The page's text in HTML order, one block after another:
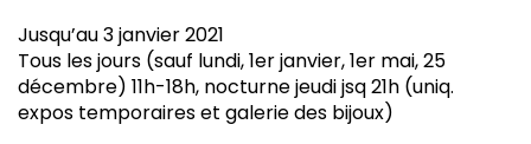
Jusqu’au 3 janvier 2021
Tous les jours (sauf lundi, 1er janvier, 1er mai, 25
décembre) 11h-18h, nocturne jeudi jsq 21h (uniq.
expos temporaires et galerie des bijoux)